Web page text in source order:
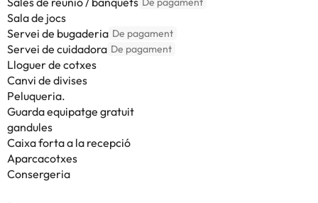
Sala de jocs
Servei de bugaderia De pagament
Servei de cuidadora De pagament
Lloguer de cotxes
Canvi de divises
Peluqueria.
Guarda equipatge gratuit
gandules
Caixa forta a la recepció
Aparcacotxes
Consergeria